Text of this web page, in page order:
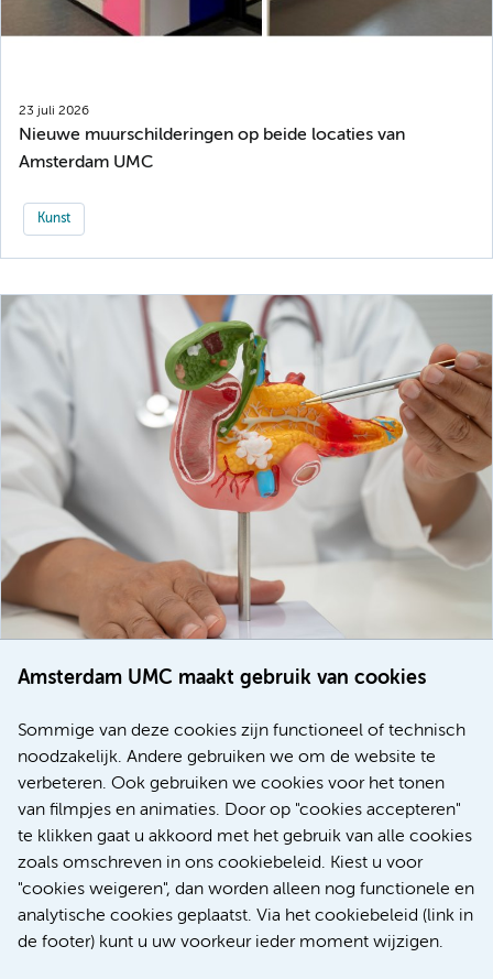
Amsterdam UMC maakt gebruik van cookies
Sommige van deze cookies zijn functioneel of technisch
noodzakelijk. Andere gebruiken we om de website te
verbeteren. Ook gebruiken we cookies voor het tonen
van filmpjes en animaties. Door op "cookies accepteren"
te klikken gaat u akkoord met het gebruik van alle cookies
zoals omschreven in ons cookiebeleid. Kiest u voor
"cookies weigeren", dan worden alleen nog functionele en
analytische cookies geplaatst. Via het cookiebeleid (link in
de footer) kunt u uw voorkeur ieder moment wijzigen.
23 juli 2026
Nieuwe muurschilderingen op beide locaties van
Amsterdam UMC
Kunst
voor patiënten met alvleesklierkanker verbeteren
Meer